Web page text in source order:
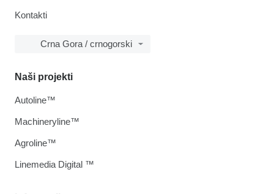
Kontakti
Crna Gora / crnogorski
Naši projekti
Autoline™
Machineryline™
Agroline™
Linemedia Digital ™